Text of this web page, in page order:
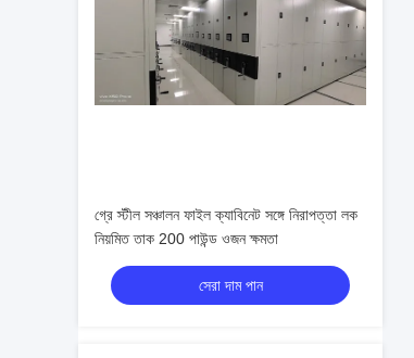
গ্রে স্টীল সঞ্চালন ফাইল ক্যাবিনেট সঙ্গে নিরাপত্তা লক
নিয়মিত তাক 200 পাউন্ড ওজন ক্ষমতা
সেরা দাম পান